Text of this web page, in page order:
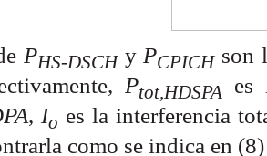
PHS-DSCH y PCPICH son
Ptot,HDSPA
es
, Io es la interferencia
como se indica en (8)